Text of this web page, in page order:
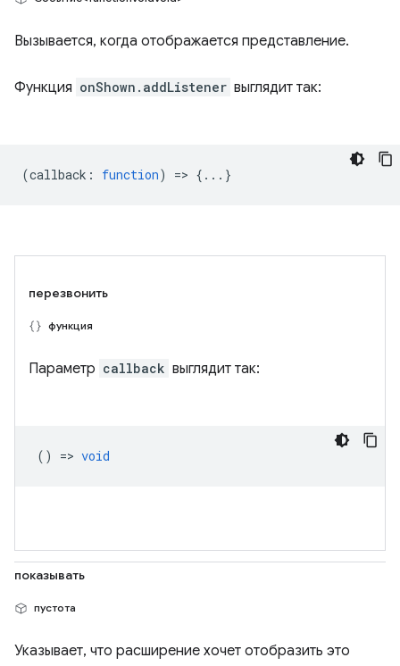
Вызывается, когда отображается представление.
Функция onShown.addListener выглядит так:
(callback : function) => {...}
перезвонить
функция
Параметр callback выглядит так:
() => void
показывать
пустота
Указывает, что расширение хочет отобразить это